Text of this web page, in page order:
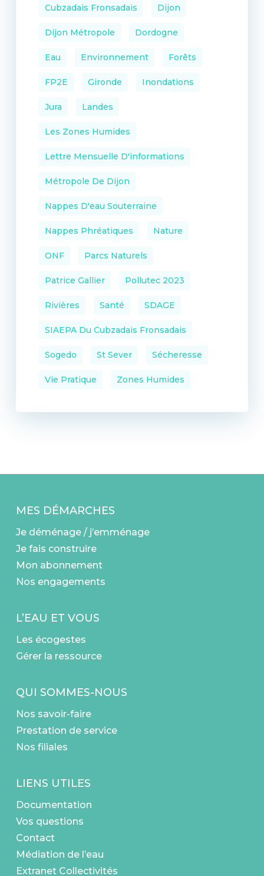
Cubzadais Fronsadais Dijon
Dijon Métropole Dordogne
Eau Environnement Forêts
FP2E Gironde Inondations
Jura Landes
Les Zones Humides
Lettre Mensuelle D'informations
Métropole De Dijon
Nappes D'eau Souterraine
Nappes Phréatiques Nature
ONF Parcs Naturels
Patrice Gallier Pollutec 2023
Rivières Santé SDAGE
SIAEPA Du Cubzadais Fronsadais
Sogedo St Sever Sécheresse
Vie Pratique Zones Humides
MES DÉMARCHES
Je déménage / j’emménage
Je fais construire
Mon abonnement
Nos engagements
L’EAU ET VOUS
Les écogestes
Gérer la ressource
QUI SOMMES-NOUS
Nos savoir-faire
Prestation de service
Nos filiales
LIENS UTILES
Documentation
Vos questions
Contact
Médiation de l’eau
Extranet Collectivités